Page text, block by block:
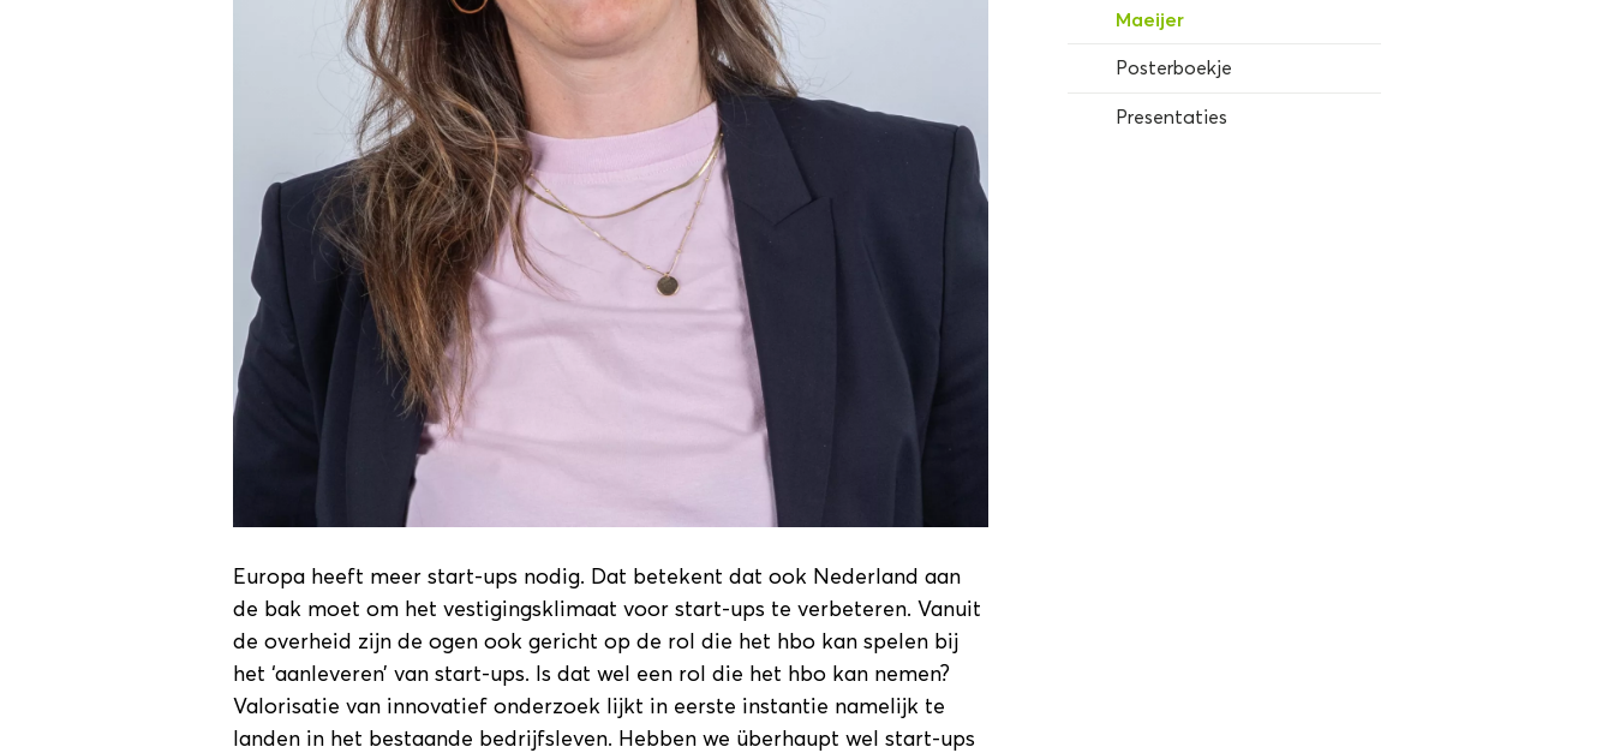
Europa heeft meer start-ups nodig. Dat betekent dat ook Nederland aan
de bak moet om het vestigingsklimaat voor start-ups te verbeteren. Vanuit
de overheid zijn de ogen ook gericht op de rol die het hbo kan spelen bij
het ‘aanleveren’ van start-ups. Is dat wel een rol die het hbo kan nemen?
Valorisatie van innovatief onderzoek lijkt in eerste instantie namelijk te
landen in het bestaande bedrijfsleven. Hebben we überhaupt wel start-ups
Maeijer
Posterboekje
Presentaties